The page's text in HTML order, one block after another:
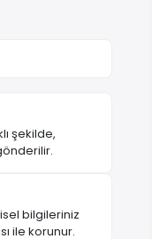
şekilde,
bilgileriniz
ile korunur.